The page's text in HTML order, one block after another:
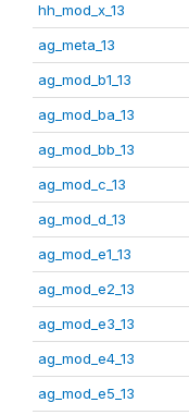
hh_mod_x_13
ag_meta_13
ag_mod_b1_13
ag_mod_ba_13
ag_mod_bb_13
ag_mod_c_13
ag_mod_d_13
ag_mod_e1_13
ag_mod_e2_13
ag_mod_e3_13
ag_mod_e4_13
ag_mod_e5_13